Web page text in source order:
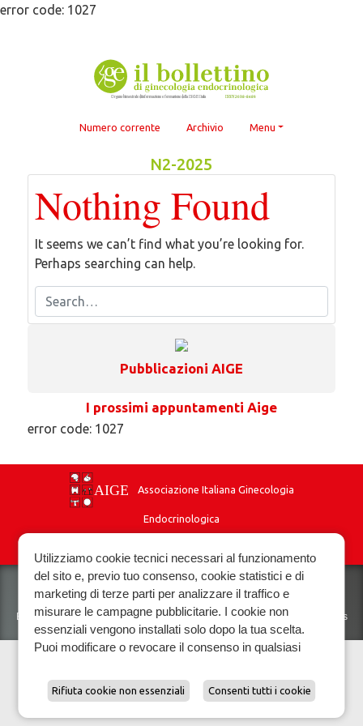
Skip
error code: 1027
Numero corrente Archivio Menu
N2-2025
Nothing Found
It seems we can’t find what you’re looking for.
Perhaps searching can help.
Pubblicazioni AIGE
I prossimi appuntamenti Aige
error code: 1027
Associazione Italiana Ginecologia
Endocrinologica
Biomedical Technologies Srl VAT. 01118070927Privacy policy Cookies
Utilizziamo cookie tecnici necessari al funzionamento
del sito e, previo tuo consenso, cookie statistici e di
marketing di terze parti per analizzare il traffico e
misurare le campagne pubblicitarie. I cookie non
essenziali vengono installati solo dopo la tua scelta.
Puoi modificare o revocare il consenso in qualsiasi
Scopri di piu e gestisci le preferenze sui cookie.
Rifiuta cookie non essenziali Consenti tutti i cookie